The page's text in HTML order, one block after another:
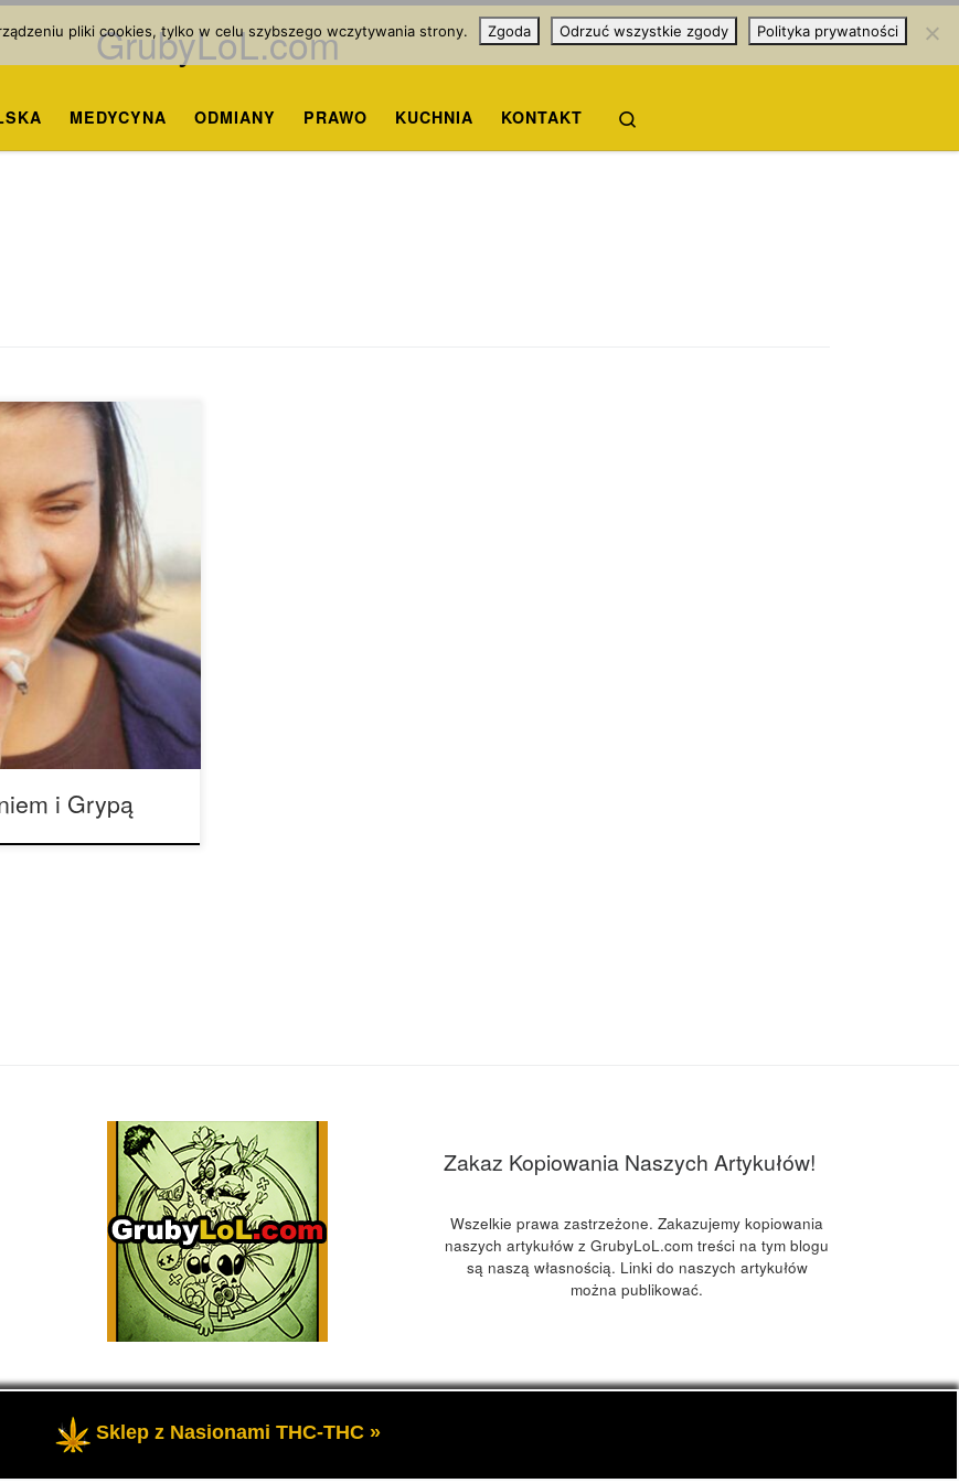
GrubyLoL.com
MEDYCYNA ODMIANY PRAWO KUCHNIA KONTAKT
może wyczerpania
a możesz po prostu
jest znana ze swoich
które mogą
i Grypą
Zakaz Kopiowania Naszych Artykułów!
Wszelkie prawa zastrzeżone. Zakazujemy kopiowania
naszych artykułów z GrubyLoL.com treści na tym blogu
są naszą własnością. Linki do naszych artykułów
można publikować.
- Przedstawia informacje o marihuanie, czyli cannabis blog, kuchnia konopna i wiele innych.
pliki cookies, tylko w celu szybszego wczytywania strony. Zgoda Odrzuć wszystkie zgody Polityka prywatności
Sklep z Nasionami THC-THC »